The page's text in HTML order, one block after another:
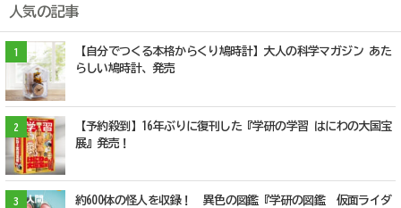
人気の記事
1
【自分でつくる本格からくり鳩時計】大人の科学マガジン あた
らしい鳩時計、発売
2
【予約殺到】16年ぶりに復刊した『学研の学習 はにわの大国宝
展』発売！
3
約600体の怪人を収録！ 異色の図鑑『学研の図鑑 仮面ライダ